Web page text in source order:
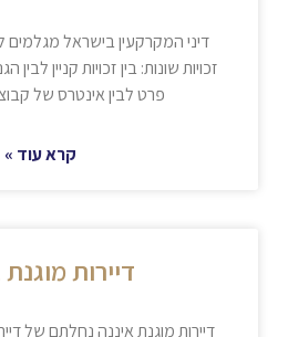
דיני המקרקעין בישראל
זכויות שונות: בין זכויות קניין לבין
פרט לבין אינטרס של
קרא עוד »
דיירות
דיירות מוגנת איננה נחלתם של